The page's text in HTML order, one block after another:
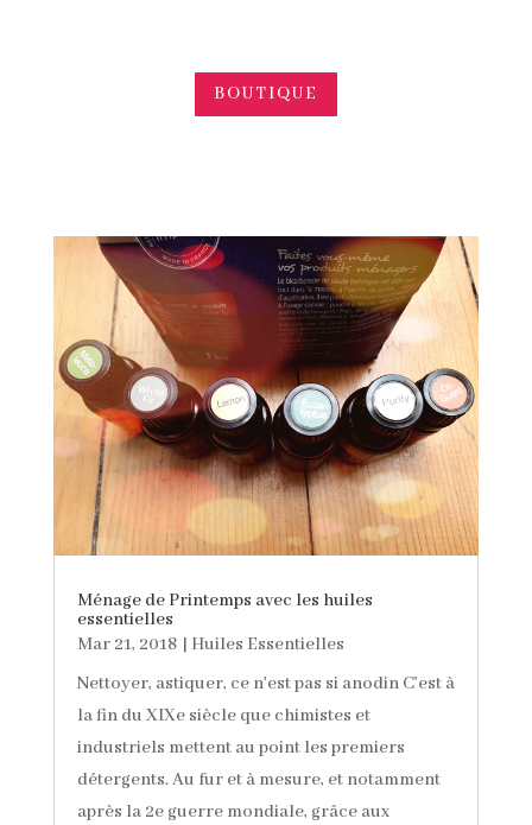
BOUTIQUE
Ménage de Printemps avec les huiles
essentielles
Mar 21, 2018 | Huiles Essentielles
Nettoyer, astiquer, ce n'est pas si anodin C’est à
la fin du XIXe siècle que chimistes et
industriels mettent au point les premiers
détergents. Au fur et à mesure, et notamment
après la 2e guerre mondiale, grâce aux